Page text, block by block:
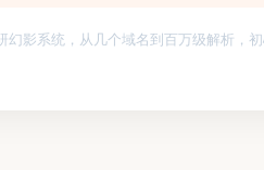
幻影系统，从几个域名到百万级解析，初